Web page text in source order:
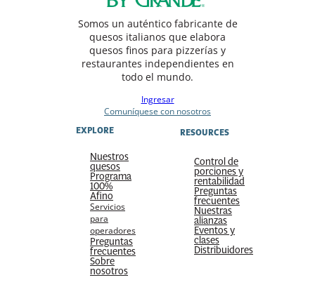
Somos un auténtico fabricante de
quesos italianos que elabora
quesos finos para pizzerías y
restaurantes independientes en
todo el mundo.
Ingresar
Comuníquese con nosotros
EXPLORE
Nuestros
quesos
Programa
100%
Afino
Servicios
para
operadores
Preguntas
frecuentes
Sobre
nosotros
RESOURCES
Control de
porciones y
rentabilidad
Preguntas
frecuentes
Nuestras
alianzas
Eventos y
clases
Distribuidores